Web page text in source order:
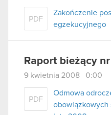
PDF
Zakończenie
egzekucyjnego
Raport bieżący
9 kwietnia 2008 0:00
PDF
Odmowa
obowiązkowych